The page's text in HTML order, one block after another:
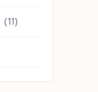
(11)